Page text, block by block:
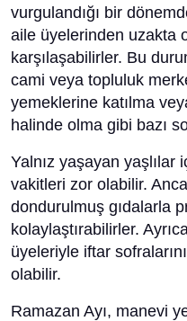
vurgulandığı bir
aile üyelerinden uzakta
karşılaşabilirler. Bu
cami veya topluluk
yemeklerine katılma
halinde olma gibi bazı
Yalnız yaşayan yaşlılar
vakitleri zor olabilir.
dondurulmuş gıdalarla
kolaylaştırabilirler.
üyeleriyle iftar
olabilir.
Ramazan Ayı, manevi